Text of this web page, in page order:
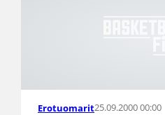
Erotuomarit25.09.2000 00:00